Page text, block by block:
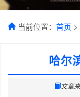
当前位置： 首页 >
哈尔
文章